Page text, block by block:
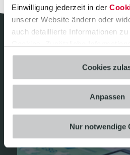
Einwilligung jederzeit in der
unserer Website ändern oder
auch detaillierte Informationen
Datenschutzerklärung.
Cookies
Anpassen
Nur notwendige
Sustainable:Tech
Machen Sie Ihr
regulatorische
dabei auf unsere
datengetriebenen